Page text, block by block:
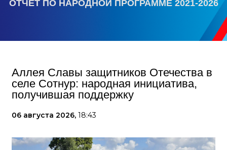
ОТЧЕТ ПО НАРОДНОЙ ПРОГРАММЕ 2021-2026
Аллея Славы защитников Отечества в
селе Сотнур: народная инициатива,
получившая поддержку
06 августа 2026, 18:43